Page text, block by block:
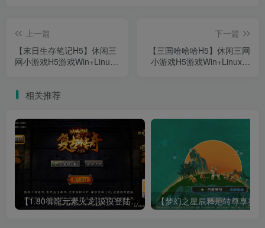
上一篇
【末日生存笔记H5】休闲三
网小游戏H5游戏Win+Linux
下一篇
【三国哈哈哈H5】休闲三网
小游戏H5游戏Win+Linux服
相关推荐
【1.80御龍元素火龙[摸摸登陆器]】战神引擎WIN服务端+GM工具+充值后台+双端+架设教程